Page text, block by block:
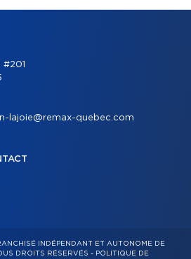
lajoie@remax-quebec.com
INDÉPENDANT ET AUTONOME DE
DROITS RÉSERVÉS - POLITIQUE DE